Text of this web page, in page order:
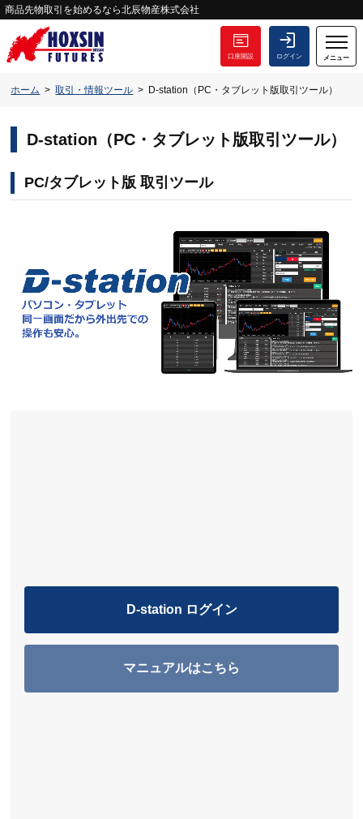
商品先物取引を始めるなら北辰物産株式会社
口座開設 ログイン メニュー
ホーム 取引・情報ツール D-station（PC・タブレット版取引ツール）
D-station（PC・タブレット版取引ツール）
PC/タブレット版 取引ツール
D-station ログイン
マニュアルはこちら